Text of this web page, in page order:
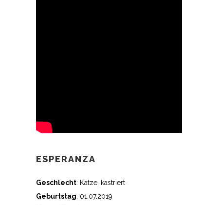
ESPERANZA
Geschlecht: Katze, kastriert
Geburtstag: 01.07.2019